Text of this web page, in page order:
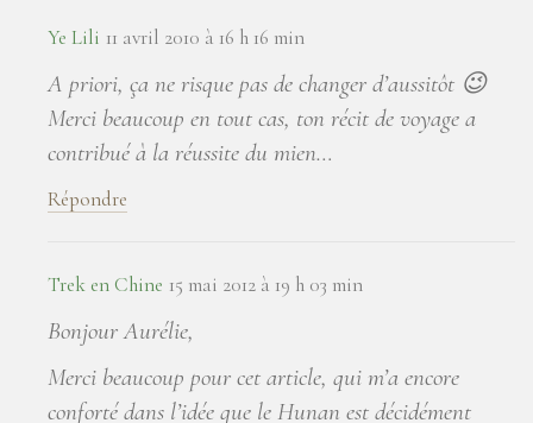
Ye Lili 11 avril 2010 à 16 h 16 min
A priori, ça ne risque pas de changer d’aussitôt 😉
Merci beaucoup en tout cas, ton récit de voyage a
contribué à la réussite du mien…
Répondre
Trek en Chine 15 mai 2012 à 19 h 03 min
Bonjour Aurélie,
Merci beaucoup pour cet article, qui m’a encore
conforté dans l’idée que le Hunan est décidément